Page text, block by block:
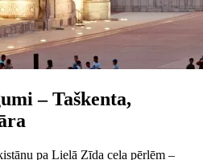
– Taškenta,
pa Lielā Zīda ceļa pēr­lēm –